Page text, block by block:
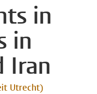
in
in
Iran
Utrecht)